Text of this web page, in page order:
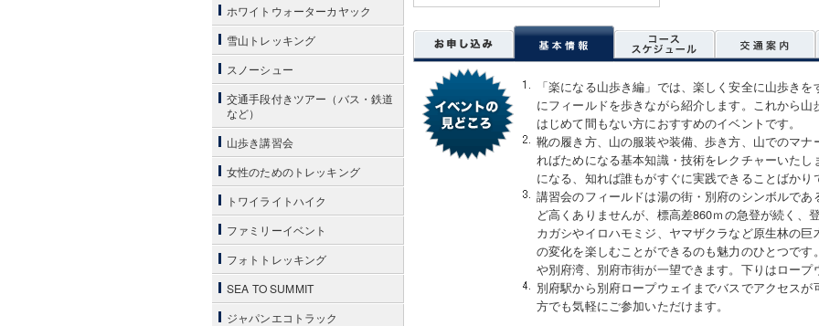
「楽になる山歩き編」では、楽しく安全に山歩き
にフィールドを歩きながら紹介します。これから山
はじめて間もない方におすすめのイベントです。
靴の履き方、山の服装や装備、歩き方、山でのマ
ればためになる基本知識・技術をレクチャーいた
になる、知れば誰もがすぐに実践できることばかり
講習会のフィールドは湯の街・別府のシンボルで
ど高くありませんが、標高差860ｍの急登が続く、
カガシやイロハモミジ、ヤマザクラなど原生林の
の変化を楽しむことができるのも魅力のひとつで
や別府湾、別府市街が一望できます。下りはロープ
別府駅から別府ロープウェイまでバスでアクセス
方でも気軽にご参加いただけます。
ホワイトウォーターカヤック
雪山トレッキング
スノーシュー
交通手段付きツアー（バス・鉄道
など）
山歩き講習会
女性のためのトレッキング
トワイライトハイク
ファミリーイベント
フォトトレッキング
SEA TO SUMMIT
ジャパンエコトラック